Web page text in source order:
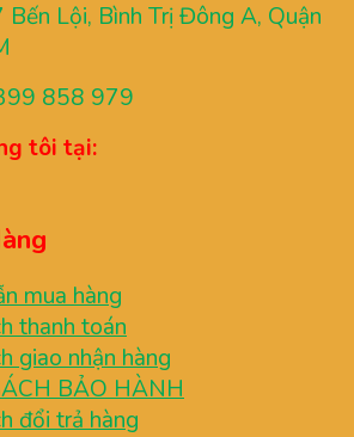
Lội, Bình Trị Đông A, Quận
858 979
tôi tại:
mua hàng
thanh toán
giao nhận hàng
BẢO HÀNH
đổi trả hàng